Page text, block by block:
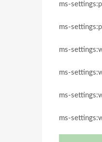
ms-
ms-
ms-
ms-
ms-
ms-